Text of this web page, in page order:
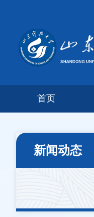
首页
新闻动态